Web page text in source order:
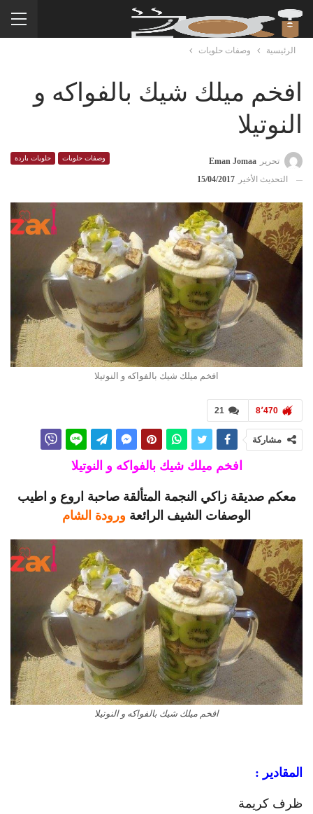
الرئيسية وصفات حلويات
افخم ميلك شيك بالفواكه و
النوتيلا
وصفات حلويات حلويات باردة تحرير
Eman Jomaa
التحديث الأخير
15/04/2017
افخم ميلك شيك بالفواكه و النوتيلا
21 8٬470
مشاركة
افخم ميلك شيك بالفواكه و النوتيلا
معكم صديقة زاكي النجمة المتألقة صاحبة اروع و اطيب
الوصفات الشيف الرائعة ورودة الشام
افخم ميلك شيك بالفواكه و النوتيلا
المقادير :
ظرف كريمة